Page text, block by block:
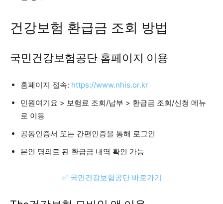
건강보험 환급금 조회 방법
국민건강보험공단 홈페이지 이용
홈페이지 접속: https://www.nhis.or.kr
민원여기요 > 보험료 조회/납부 > 환급금 조회/신청 메뉴
로 이동
공동인증서 또는 간편인증을 통해 로그인
본인 명의로 된 환급금 내역 확인 가능
✅ 국민건강보험공단 바로가기